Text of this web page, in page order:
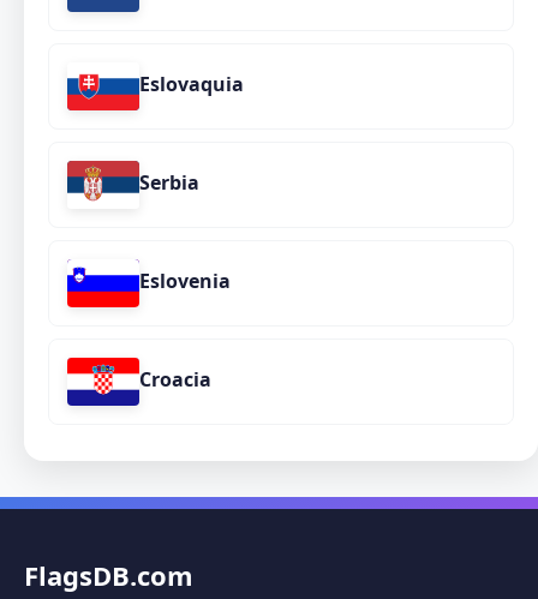
Eslovaquia
Serbia
Eslovenia
Croacia
FlagsDB.com